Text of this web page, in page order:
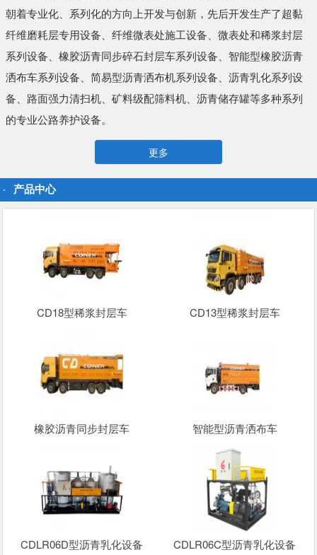
朝着专业化、系列化的方向上开发与创新，先后开发生产了超黏
纤维磨耗层专用设备、纤维微表处施工设备、微表处和稀浆封层
系列设备、橡胶沥青同步碎石封层车系列设备、智能型橡胶沥青
洒布车系列设备、简易型沥青洒布机系列设备、沥青乳化系列设
备、路面强力清扫机、矿料级配筛料机、沥青储存罐等多种系列
的专业公路养护设备。
更多
产品中心
CD18型稀浆封层车 CD13型稀浆封层车
橡胶沥青同步封层车 智能型沥青洒布车
CDLR06D型沥青乳化设备 CDLR06C型沥青乳化设备